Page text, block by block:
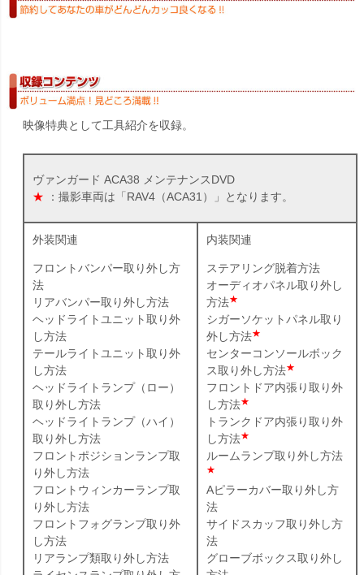
映像特典として工具紹介を収録。
ヴァンガード ACA38 メンテナンスDVD
★ ：撮影車両は「RAV4（ACA31）」となります。
外装関連
フロントバンパー取り外し方
法
リアバンパー取り外し方法
ヘッドライトユニット取り外
し方法
テールライトユニット取り外
し方法
ヘッドライトランプ（ロー）
取り外し方法
ヘッドライトランプ（ハイ）
取り外し方法
フロントポジションランプ取
り外し方法
フロントウィンカーランプ取
り外し方法
フロントフォグランプ取り外
し方法
リアランプ類取り外し方法
内装関連
ステアリング脱着方法
オーディオパネル取り外し
方法★
シガーソケットパネル取り
外し方法★
センターコンソールボック
ス取り外し方法★
フロントドア内張り取り外
し方法★
トランクドア内張り取り外
し方法★
ルームランプ取り外し方法
★
Aピラーカバー取り外し方
法
サイドスカッフ取り外し方
法
グローブボックス取り外し